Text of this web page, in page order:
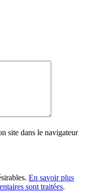
site dans le navigateur
En savoir plus
sont traitées.